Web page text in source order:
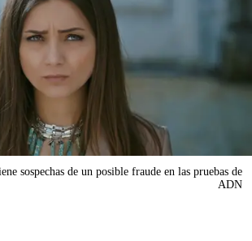
sospechas de un posible fraude en las pruebas de
ADN